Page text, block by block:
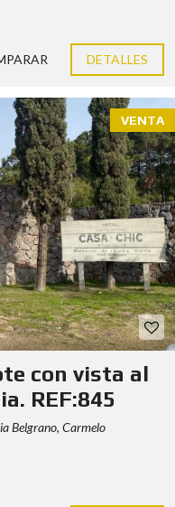
DETALLES
VENTA
con vista al
REF:845
Belgrano, Carmelo